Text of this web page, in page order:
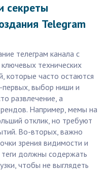
секреты
Telegram
телеграм канала с
технических
которые часто остаются
выбор ниши и
развлечение, а
Например, мемы на
отклик, но требуют
Во-вторых, важно
зрения видимости и
теги должны содержать
чтобы не выглядеть